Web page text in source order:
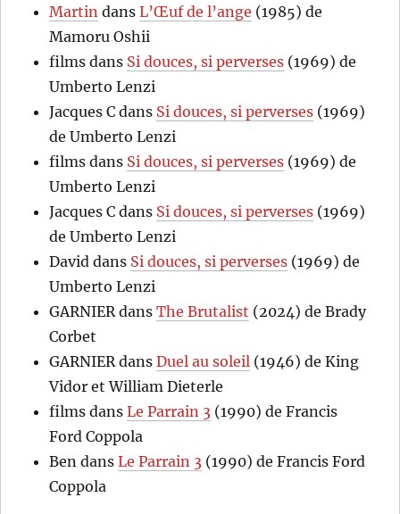
Martin dansL’Œuf de l’ange (1985) de
Mamoru Oshii
films dans Si douces, si perverses (1969) de
Umberto Lenzi
Jacques C dans Si douces, si perverses (1969)
de Umberto Lenzi
films dans Si douces, si perverses (1969) de
Umberto Lenzi
Jacques C dans Si douces, si perverses (1969)
de Umberto Lenzi
David dans Si douces, si perverses (1969) de
Umberto Lenzi
GARNIER dansThe Brutalist (2024) de Brady
Corbet
GARNIER dansDuel au soleil (1946) de King
Vidor et William Dieterle
films dansLe Parrain 3 (1990) de Francis
Ford Coppola
Ben dansLe Parrain 3 (1990) de Francis Ford
Coppola